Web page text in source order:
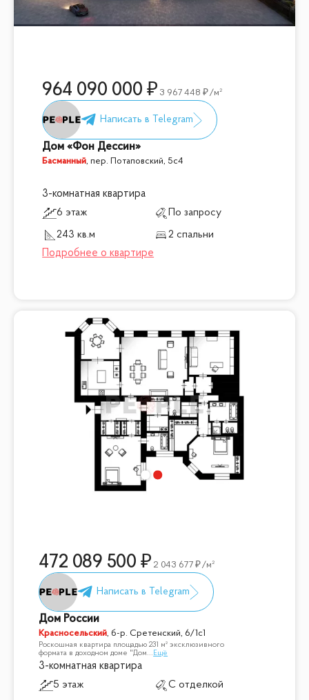
964 090 000 3 967 448 /м²
Дом «Фон Дессин»
Басманный,пер. Потаповский, 5с4
3-комнатная квартира
6 этаж
По запросу
243 кв.м
2 спальни
472 089 500 2 043 677 /м²
Дом России
Красносельский, б-р. Сретенский, 6/1с1
Роскошная квартира площадью 231 м² эксклюзивного
формата в доходном доме "Дом... Ещё
3-комнатная квартира
5 этаж
С отделкой